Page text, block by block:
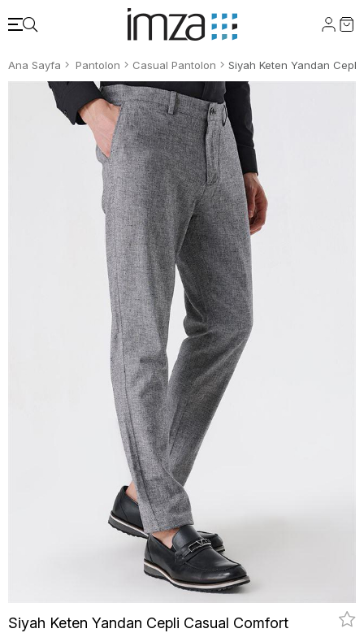
Ana Sayfa Pantolon Casual Pantolon
Siyah Keten Yandan Cepli Casual Comfort